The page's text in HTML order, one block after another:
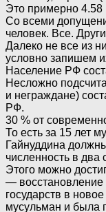
Это примерно 4.58
Со всеми
человек. Все.
Далеко не все из
условно запишем
Население РФ
Несложно
и неграждане)
РФ.
30 % от
То есть за 15 лет
Гайнуддина
численность в два
Этого можно
—
государств в
мусульман и была